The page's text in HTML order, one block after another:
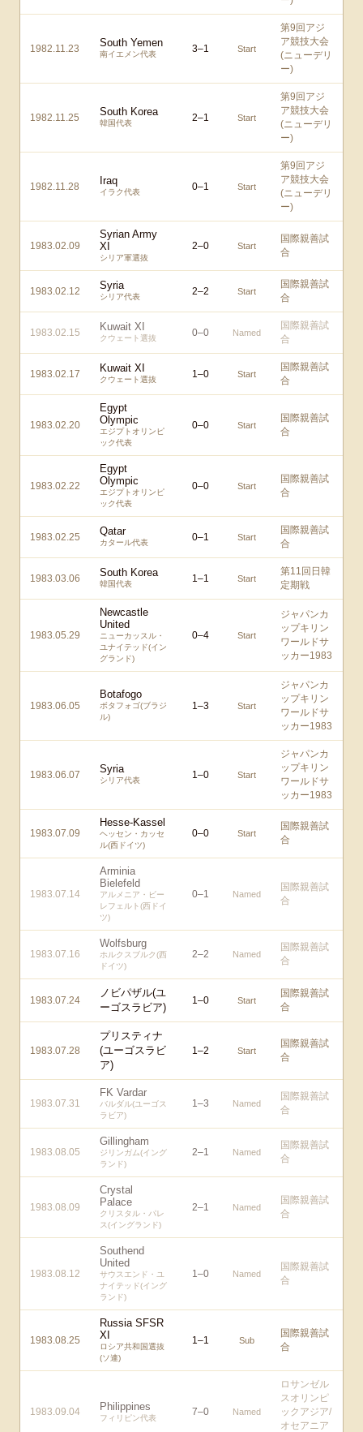
1982.11.23 South Yemen
南イエメン代表 3–1 Start
第9回アジ
ア競技大会
(ニューデリ
ー)
1982.11.25 South Korea
韓国代表 2–1 Start
第9回アジ
ア競技大会
(ニューデリ
ー)
1982.11.28 Iraq
イラク代表 0–1 Start
第9回アジ
ア競技大会
(ニューデリ
ー)
1983.02.09
Syrian Army
XI
シリア軍選抜
2–0 Start
国際親善試
合
1983.02.12 Syria
シリア代表 2–2 Start
国際親善試
合
1983.02.15 Kuwait XI
クウェート選抜 0–0 Named
国際親善試
合
1983.02.17 Kuwait XI
クウェート選抜 1–0 Start
国際親善試
合
1983.02.20
Egypt
Olympic
エジプトオリンピ
ック代表
0–0 Start
国際親善試
合
1983.02.22
Egypt
Olympic
エジプトオリンピ
ック代表
0–0 Start
国際親善試
合
1983.02.25 Qatar
カタール代表 0–1 Start
国際親善試
合
1983.03.06 South Korea
韓国代表 1–1 Start
第11回日韓
定期戦
1983.05.29
Newcastle
United
ニューカッスル・
ユナイテッド(イン
グランド)
0–4 Start
ジャパンカ
ップキリン
ワールドサ
ッカー1983
1983.06.05
Botafogo
ボタフォゴ(ブラジ
ル)
1–3 Start
ジャパンカ
ップキリン
ワールドサ
ッカー1983
1983.06.07 Syria
シリア代表 1–0 Start
ジャパンカ
ップキリン
ワールドサ
ッカー1983
1983.07.09
Hesse-Kassel
ヘッセン・カッセ
ル(西ドイツ)
0–0 Start
国際親善試
合
1983.07.14
Arminia
Bielefeld
アルメニア・ビー
レフェルト(西ドイ
ツ)
0–1 Named
国際親善試
合
1983.07.16
Wolfsburg
ホルクスブルク(西
ドイツ)
2–2 Named
国際親善試
合
1983.07.24
ノビパザル(ユ
ーゴスラビア)
1–0 Start
国際親善試
合
1983.07.28
プリスティナ
(ユーゴスラビ
ア)
1–2 Start
国際親善試
合
1983.07.31
FK Vardar
バルダル(ユーゴス
ラビア)
1–3 Named
国際親善試
合
1983.08.05
Gillingham
ジリンガム(イング
ランド)
2–1 Named
国際親善試
合
1983.08.09
Crystal
Palace
クリスタル・パレ
ス(イングランド)
2–1 Named
国際親善試
合
1983.08.12
Southend
United
サウスエンド・ユ
ナイテッド(イング
ランド)
1–0 Named
国際親善試
合
1983.08.25
Russia SFSR
XI
ロシア共和国選抜
(ソ連)
1–1 Sub
国際親善試
合
1983.09.04 Philippines
フィリピン代表
7–0 Named
ロサンゼル
スオリンピ
ックアジア/
オセアニア